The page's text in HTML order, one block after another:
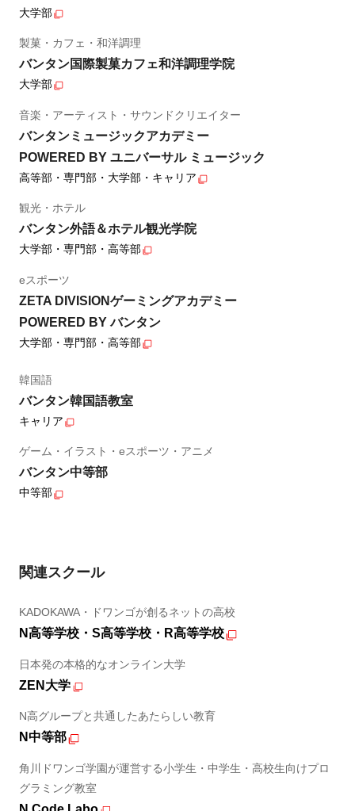
大学部
製菓・カフェ・和洋調理
バンタン国際製菓カフェ和洋調理学院
大学部
音楽・アーティスト・サウンドクリエイター
バンタンミュージックアカデミー
POWERED BY ユニバーサル ミュージック
高等部・専門部・大学部・キャリア
観光・ホテル
バンタン外語＆ホテル観光学院
大学部・専門部・高等部
eスポーツ
ZETA DIVISIONゲーミングアカデミー
POWERED BY バンタン
大学部・専門部・高等部
韓国語
バンタン韓国語教室
キャリア
ゲーム・イラスト・eスポーツ・アニメ
バンタン中等部
中等部
関連スクール
KADOKAWA・ドワンゴが創るネットの高校
N高等学校・S高等学校・R高等学校
日本発の本格的なオンライン大学
ZEN大学
N高グループと共通したあたらしい教育
N中等部
角川ドワンゴ学園が運営する小学生・中学生・高校生向けプロ
グラミング教室